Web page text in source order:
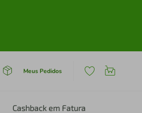
Meus Pedidos
Cashback em Fatura